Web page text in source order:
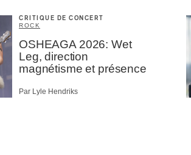
CRITIQUE DE CONCERT
ROCK
OSHEAGA 2026: Wet
Leg, direction
magnétisme et présence
Par Lyle Hendriks